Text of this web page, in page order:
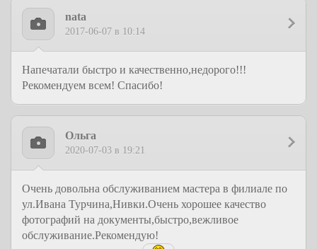
nata
2017-06-07 в 10:14
Напечатали быстро и качественно,недорого!!!
Рекомендуем всем! Спасибо!
Ольга
2020-07-03 в 19:21
Очень довольна обслуживанием мастера в филиале по
ул.Ивана Турчина,Нивки.Очень хорошее качество
фотографий на документы,быстро,вежливое
обслуживание.Рекомендую!